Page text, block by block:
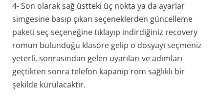
4- Son olarak sağ üstteki üç nokta ya da ayarlar
simgesine basıp çıkan seçeneklerden güncelleme
paketi seç seçeneğine tıklayıp indirdiğiniz recovery
romun bulunduğu klasöre gelip o dosyayı seçmeniz
yeterli. sonrasından gelen uyarıları ve adımları
geçtikten sonra telefon kapanıp rom sağlıklı bir
şekilde kurulacaktır.